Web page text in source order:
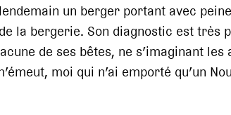
un berger portant avec
la bergerie. Son diagnostic est très
de ses bêtes, ne s’imaginant
moi qui n’ai emporté qu’un